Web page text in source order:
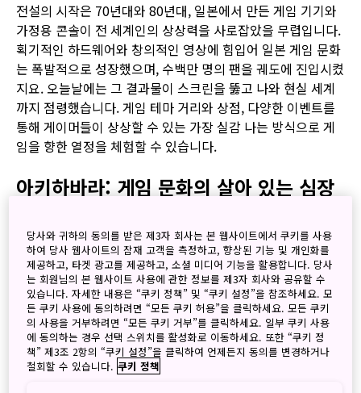
전설의 시작은 70년대와 80년대, 일본에서 만든 게임 기기와
가정용 콘솔이 전 세계인의 상상력을 사로잡았을 무렵입니다.
획기적인 하드웨어와 창의적인 영상에 힘입어 일본 게임 문화
는 폭발적으로 성장했으며, 수백만 명의 팬을 궤도에 진입시켰
지요. 오늘날에는 그 결과물이 스크린을 뚫고 나와 현실 세계
까지 점령했습니다. 게임 테마 거리와 상점, 다양한 이벤트를
통해 게이머들이 상상할 수 있는 가장 실감 나는 방식으로 게
임을 향한 열정을 체험할 수 있습니다.
아키하바라: 게임 문화의 살아 있는 심장
당사와 귀하의 동의를 받은 제3자 회사는 본 웹사이트에서 쿠키를 사용
하여 당사 웹사이트의 잠재 고객을 측정하고, 향상된 기능 및 개인화를
제공하고, 타겟 광고를 제공하고, 소셜 미디어 기능을 활용합니다. 당사
는 회원님의 본 웹사이트 사용에 관한 정보를 제3자 회사와 공유할 수
있습니다. 자세한 내용은 “쿠키 정책” 및 “쿠키 설정”을 참조하세요. 모
든 쿠키 사용에 동의하려면 “모든 쿠키 허용”을 클릭하세요. 모든 쿠키
의 사용을 거부하려면 “모든 쿠키 거부”를 클릭하세요. 일부 쿠키 사용
에 동의하는 경우 선택 스위치를 활성화로 이동하세요. 또한 “쿠키 정
책” 제3조 2항의 “쿠키 설정”을 클릭하여 언제든지 동의를 변경하거나
철회할 수 있습니다. 쿠키 정책